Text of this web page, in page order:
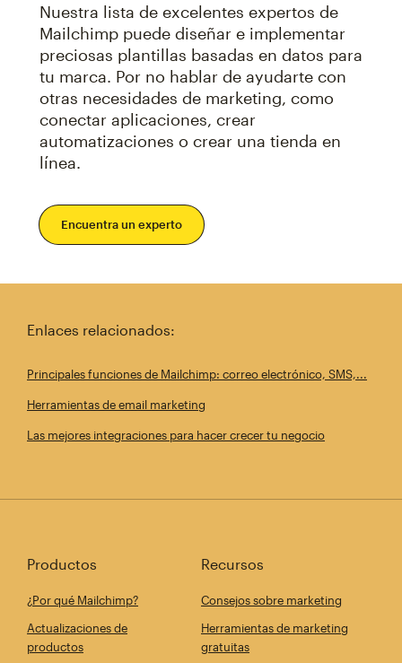
Nuestra lista de excelentes expertos de
Mailchimp puede diseñar e implementar
preciosas plantillas basadas en datos para
tu marca. Por no hablar de ayudarte con
otras necesidades de marketing, como
conectar aplicaciones, crear
automatizaciones o crear una tienda en
línea.
Encuentra un experto
Enlaces relacionados:
Principales funciones de Mailchimp: correo electrónico, SMS,...
Herramientas de email marketing
Las mejores integraciones para hacer crecer tu negocio
Productos
¿Por qué Mailchimp?
Actualizaciones de
productos
Recursos
Consejos sobre marketing
Herramientas de marketing
gratuitas